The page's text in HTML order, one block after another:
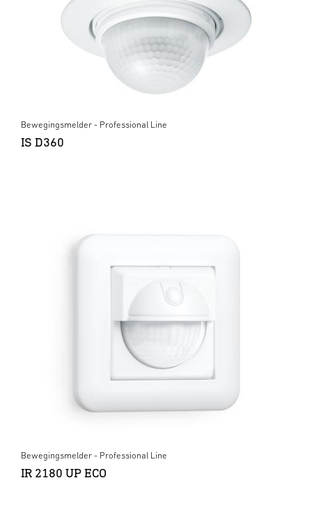
Bewegingsmelder - Professional Line
IS D360
Bewegingsmelder - Professional Line
IR 2180 UP ECO